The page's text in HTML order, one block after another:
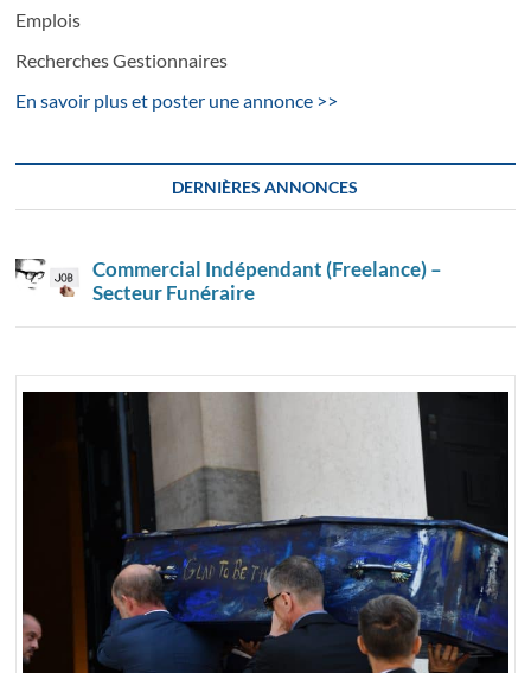
Emplois
Recherches Gestionnaires
En savoir plus et poster une annonce >>
DERNIÈRES ANNONCES
Commercial Indépendant (Freelance) –
Secteur Funéraire